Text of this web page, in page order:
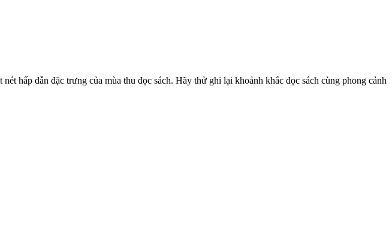
hấp dẫn đặc trưng của mùa thu đọc sách. Hãy thử ghi lại khoảnh khắc đọc sách cùng phong cảnh